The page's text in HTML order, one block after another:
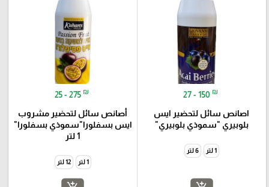
27 - 150 ₪
اصانص سائل لتحضير ايس
بلوبيري "سموذي بلوبيري"
1 لتر 6 لتر
25 - 275 ₪
أصانص سائل لتحضير مشروب
ايس بسفلورا"سموذي بسفلورا"
1 لتر
1 لتر 12 لتر